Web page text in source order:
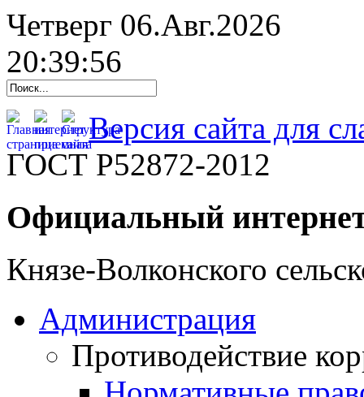
Четверг 06.Авг.2026
20:39:57
Версия сайта для
ГОСТ Р52872-2012
Официальный
Князе-Волконского
Администрация
Противодействие